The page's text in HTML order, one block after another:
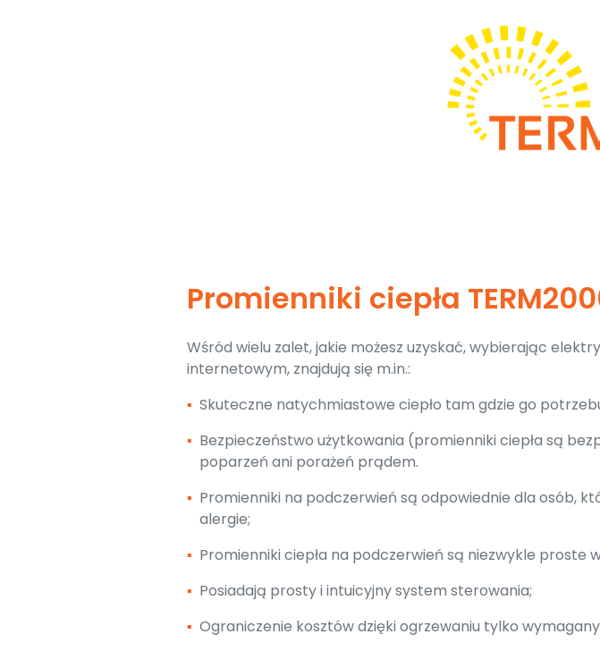
Promienniki ciepła
Wśród wielu zalet, jakie możesz uzyskać, wybierając
internetowym, znajdują się m.in.:
▪ Skuteczne natychmiastowe ciepło tam gdzie go
▪ Bezpieczeństwo użytkowania (promienniki ciepła są
poparzeń ani porażeń prądem.
▪ Promienniki na podczerwień są odpowiednie dla osób,
alergie;
▪ Promienniki ciepła na podczerwień są niezwykle proste
▪ Posiadają prosty i intuicyjny system sterowania;
▪ Ograniczenie kosztów dzięki ogrzewaniu tylko